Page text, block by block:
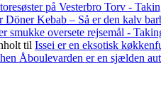
på Vesterbro Torv -
Döner Kebab – Så er den kalv
smukke oversete rejsemål -
til Issei er en eksotisk
Åboulevarden er en sjælden